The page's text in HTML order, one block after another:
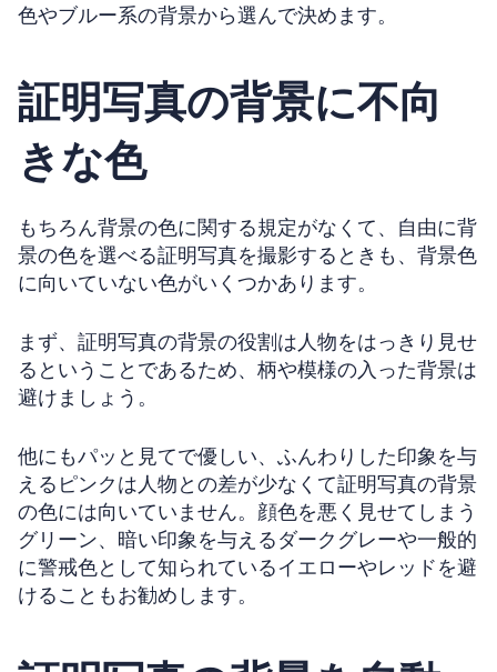
色やブルー系の背景から選んで決めます。
証明写真の背景に不向
きな色
もちろん背景の色に関する規定がなくて、自由に背
景の色を選べる証明写真を撮影するときも、背景色
に向いていない色がいくつかあります。
まず、証明写真の背景の役割は人物をはっきり見せ
るということであるため、柄や模様の入った背景は
避けましょう。
他にもパッと見てで優しい、ふんわりした印象を与
えるピンクは人物との差が少なくて証明写真の背景
の色には向いていません。顔色を悪く見せてしまう
グリーン、暗い印象を与えるダークグレーや一般的
に警戒色として知られているイエローやレッドを避
けることもお勧めします。